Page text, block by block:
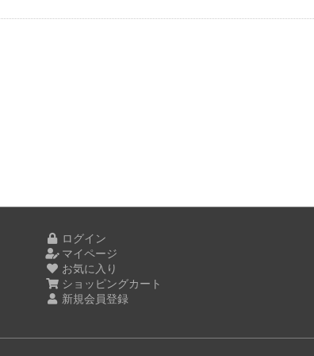
ログイン
マイページ
お気に入り
ショッピングカート
新規会員登録